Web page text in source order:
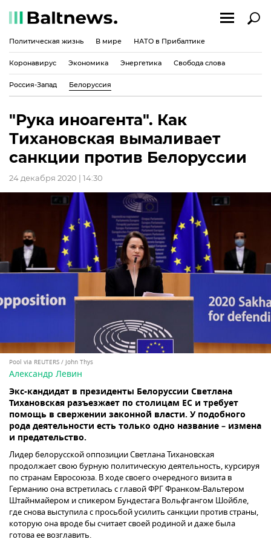
Политическая жизнь В мире НАТО в Прибалтике
Коронавирус Экономика Энергетика Свобода слова
Россия-Запад Белоруссия
"Рука иноагента". Как
Тихановская вымаливает
санкции против Белоруссии
24 декабря 2020 | 14:30
Pool via REUTERS / John Thys
Александр Левин
Экс-кандидат в президенты Белоруссии Светлана
Тихановская разъезжает по столицам ЕС и требует
помощь в свержении законной власти. У подобного
рода деятельности есть только одно название – измена
и предательство.
Лидер белорусской оппозиции Светлана Тихановская
продолжает свою бурную политическую деятельность, курсируя
по странам Евросоюза. В ходе своего очередного визита в
Германию она встретилась с главой ФРГ Франком-Вальтером
Штайнмайером и спикером Бундестага Вольфгангом Шойбле,
где снова выступила с просьбой усилить санкции против страны,
которую она вроде бы считает своей родиной и даже была
готова ее возглавить.